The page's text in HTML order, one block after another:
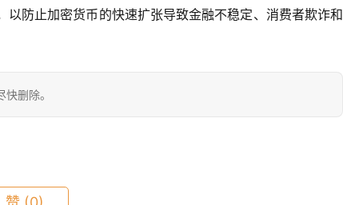
防止加密货币的快速扩张导致金融不稳定、消费者欺诈和
删除。